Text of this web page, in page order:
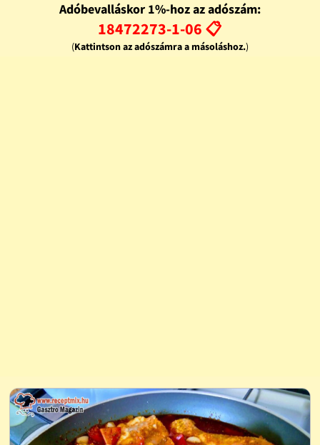
Adóbevalláskor 1%-hoz az adószám:
18472273-1-06 📋
(Kattintson az adószámra a másoláshoz.)